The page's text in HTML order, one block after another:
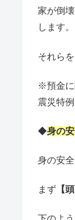
家が倒
します。
それらを
※預金に
震災特
◆身の
身の安
まず 【頭